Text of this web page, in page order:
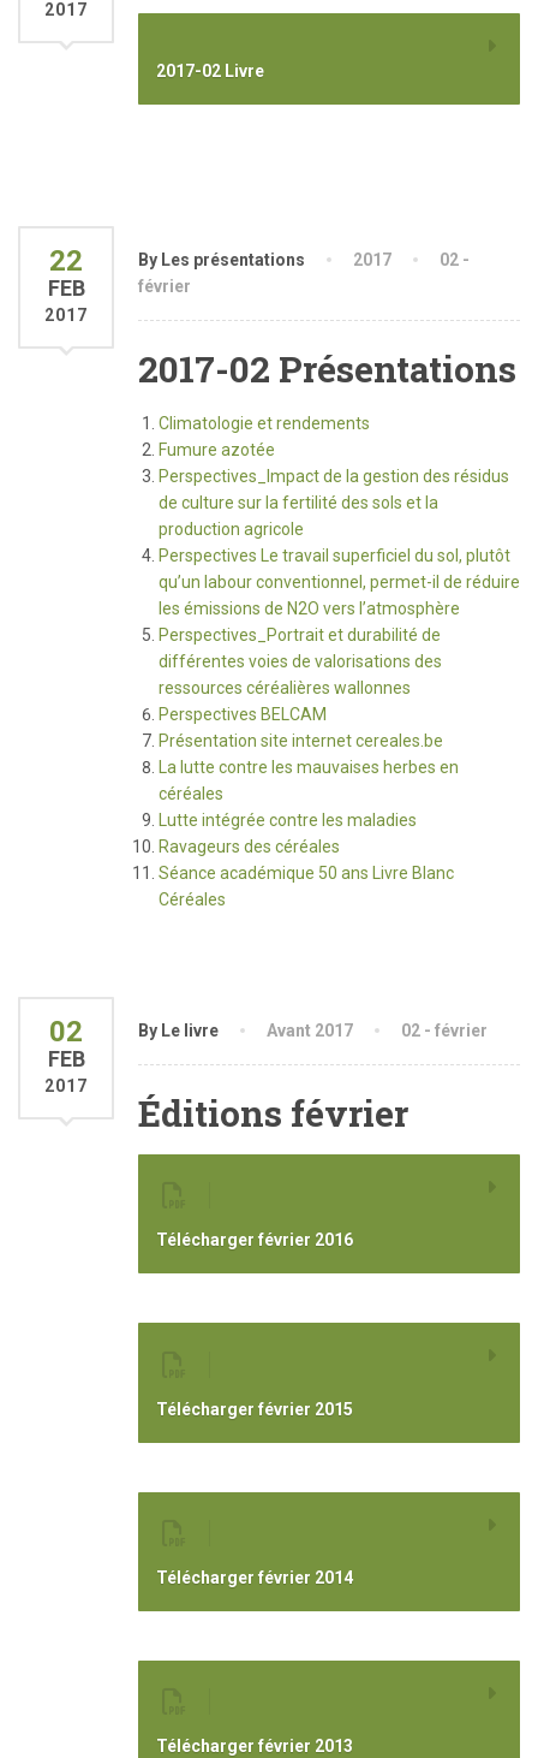
2017
2017-02 Livre
22
FEB
2017
By Les présentations 2017
02 -
février
2017-02 Présentations
Climatologie et rendements
Fumure azotée
Perspectives_Impact de la gestion des résidus
de culture sur la fertilité des sols et la
production agricole
Perspectives Le travail superficiel du sol, plutôt
qu’un labour conventionnel, permet-il de réduire
les émissions de N2O vers l’atmosphère
Perspectives_Portrait et durabilité de
différentes voies de valorisations des
ressources céréalières wallonnes
Perspectives BELCAM
Présentation site internet cereales.be
La lutte contre les mauvaises herbes en
céréales
Lutte intégrée contre les maladies
Ravageurs des céréales
Séance académique 50 ans Livre Blanc
Céréales
02
FEB
2017
By Le livre Avant 2017 02 - février
Éditions février
Télécharger février 2016
Télécharger février 2015
Télécharger février 2014
Télécharger février 2013